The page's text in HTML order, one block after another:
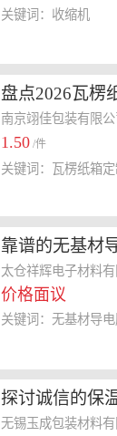
关键词：收缩机
盘点2026瓦楞
的厂家，来图
南京翊佳包装有限公
1.50 /件
关键词：瓦楞纸箱定
靠谱的无基材
业大盘点，为
太仓祥辉电子材料有
价格面议
关键词：无基材导
探讨诚信的保
哪家服务好且
无锡玉成包装材料有